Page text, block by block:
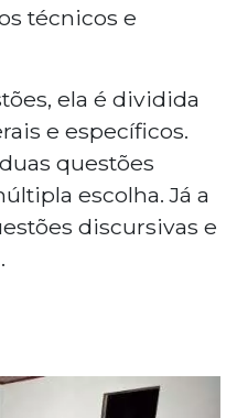
técnicos e
ela é dividida
e específicos.
questões
escolha. Já a
discursivas e